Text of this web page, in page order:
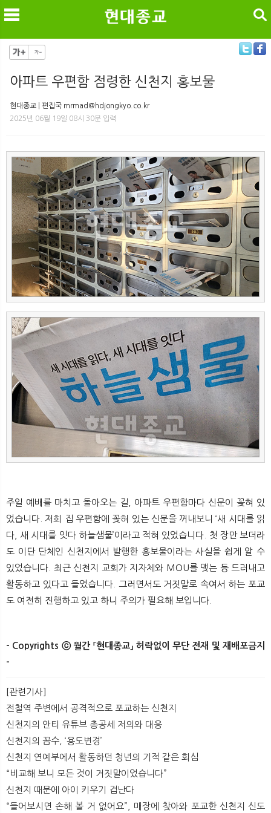
색
검색
아파트 우편함 점령한 신천지 홍보물
현대종교 | 편집국 mrmad@hdjongkyo.co.kr
2025년 06월 19일 08시 30분 입력
주일 예배를 마치고 돌아오는 길, 아파트 우편함마다 신문이 꽂혀 있
었습니다. 저희 집 우편함에 꽂혀 있는 신문을 꺼내보니 ‘새 시대를 읽
다, 새 시대를 잇다 하늘샘물’이라고 적혀 있었습니다. 첫 장만 보더라
도 이단 단체인 신천지에서 발행한 홍보물이라는 사실을 쉽게 알 수
있었습니다. 최근 신천지 교회가 지자체와 MOU를 맺는 등 드러내고
활동하고 있다고 들었습니다. 그러면서도 거짓말로 속여서 하는 포교
도 여전히 진행하고 있고 하니 주의가 필요해 보입니다.
- Copyrights ⓒ 월간 「현대종교」 허락없이 무단 전재 및 재배포금지
-
[관련기사]
전철역 주변에서 공격적으로 포교하는 신천지
신천지의 안티 유튜브 총공세 저의와 대응
신천지의 꼼수, ‘용도변경’
신천지 연예부에서 활동하던 청년의 기적 같은 회심
“비교해 보니 모든 것이 거짓말이었습니다”
신천지 때문에 아이 키우기 겁난다
“들어보시면 손해 볼 거 없어요”, 매장에 찾아와 포교한 신천지 신도